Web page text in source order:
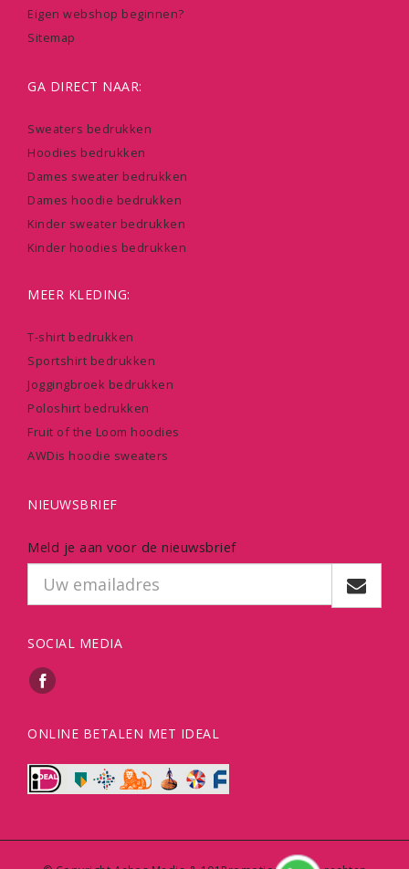
Eigen webshop beginnen?
Sitemap
GA DIRECT NAAR:
Sweaters bedrukken
Hoodies bedrukken
Dames sweater bedrukken
Dames hoodie bedrukken
Kinder sweater bedrukken
Kinder hoodies bedrukken
MEER KLEDING:
T-shirt bedrukken
Sportshirt bedrukken
Joggingbroek bedrukken
Poloshirt bedrukken
Fruit of the Loom hoodies
AWDis hoodie sweaters
NIEUWSBRIEF
Meld je aan voor de nieuwsbrief
SOCIAL MEDIA
ONLINE BETALEN MET IDEAL